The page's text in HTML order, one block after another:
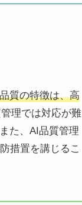
質の特徴は、高
理では対応が難
た、AI品質管理
措置を講じるこ